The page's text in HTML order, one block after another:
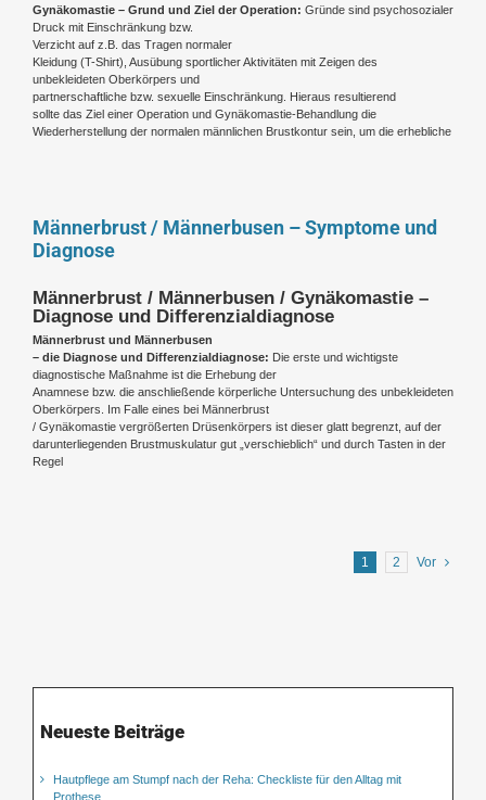
Gynäkomastie – Grund und Ziel der Operation: Gründe sind psychosozialer
Druck mit Einschränkung bzw.
Verzicht auf z.B. das Tragen normaler
Kleidung (T-Shirt), Ausübung sportlicher Aktivitäten mit Zeigen des
unbekleideten Oberkörpers und
partnerschaftliche bzw. sexuelle Einschränkung. Hieraus resultierend
sollte das Ziel einer Operation und Gynäkomastie-Behandlung die
Wiederherstellung der normalen männlichen Brustkontur sein, um die erhebliche
Männerbrust / Männerbusen – Symptome und
Diagnose
Männerbrust / Männerbusen / Gynäkomastie –
Diagnose und Differenzialdiagnose
Männerbrust und Männerbusen
– die Diagnose und Differenzialdiagnose: Die erste und wichtigste
diagnostische Maßnahme ist die Erhebung der
Anamnese bzw. die anschließende körperliche Untersuchung des unbekleideten
Oberkörpers. Im Falle eines bei Männerbrust
/ Gynäkomastie vergrößerten Drüsenkörpers ist dieser glatt begrenzt, auf der
darunterliegenden Brustmuskulatur gut „verschieblich“ und durch Tasten in der
Regel
1 2 Vor
Neueste Beiträge
Hautpflege am Stumpf nach der Reha: Checkliste für den Alltag mit
Prothese